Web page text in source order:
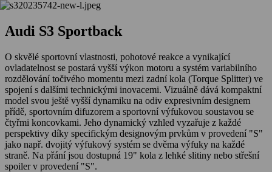
Audi S3 Sportback
O skvělé sportovní vlastnosti, pohotové reakce a vynikající
ovladatelnost se postará vyšší výkon motoru a systém variabilního
rozdělování točivého momentu mezi zadní kola (Torque Splitter) ve
spojení s dalšími technickými inovacemi. Vizuálně dává kompaktní
model svou ještě vyšší dynamiku na odiv expresivním designem
přídě, sportovním difuzorem a sportovní výfukovou soustavou se
čtyřmi koncovkami. Jeho dynamický vzhled vyzařuje z každé
perspektivy díky specifickým designovým prvkům v provedení "S"
jako např. dvojitý výfukový systém se dvěma výfuky na každé
straně. Na přání jsou dostupná 19" kola z lehké slitiny nebo střešní
spoiler v provedení "S".